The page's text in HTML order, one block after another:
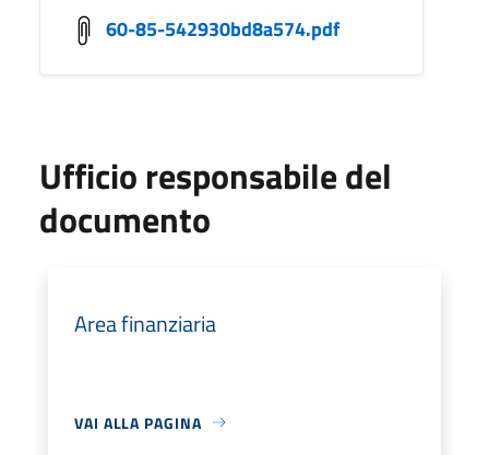
60-85-542930bd8a574.pdf
Ufficio responsabile del
documento
Area finanziaria
VAI ALLA PAGINA